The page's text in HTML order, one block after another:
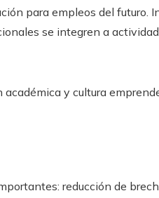
para empleos del futuro.
se integren a
y cultura
reducción de